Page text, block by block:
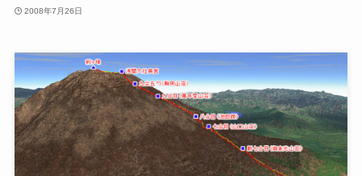
2008年7月26日